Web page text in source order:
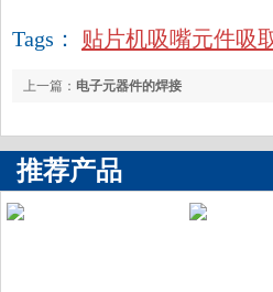
Tags： 贴片机吸嘴元件吸
上一篇： 电子元器件的焊接
推荐产品